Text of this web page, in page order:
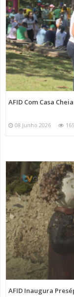
AFID Com Casa
08 Junho 2026
AFID Inaugura